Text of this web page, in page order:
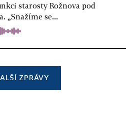
starosty Rožnova pod
„Snažíme se...
ZPRÁVY